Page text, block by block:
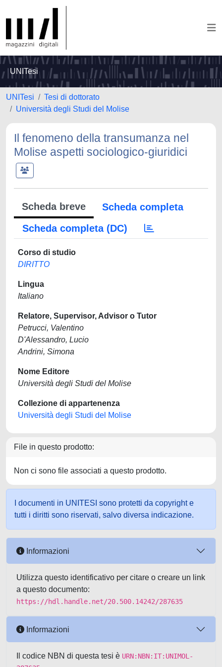
UNITesi
UNITesi
Tesi di dottorato
Università degli Studi del Molise
Il fenomeno della transumanza nel
Molise aspetti sociologico-giuridici
Scheda breve
Scheda completa
Scheda completa (DC)
Corso di studio
DIRITTO
Lingua
Italiano
Relatore, Supervisor, Advisor o Tutor
Petrucci, Valentino
D'Alessandro, Lucio
Andrini, Simona
Nome Editore
Università degli Studi del Molise
Collezione di appartenenza
Università degli Studi del Molise
File in questo prodotto:
Non ci sono file associati a questo prodotto.
I documenti in UNITESI sono protetti da copyright e
tutti i diritti sono riservati, salvo diversa indicazione.
Informazioni
Utilizza questo identificativo per citare o creare un link
a questo documento:
https://hdl.handle.net/20.500.14242/287635
Informazioni
Il codice NBN di questa tesi è URN:NBN:IT:UNIMOL-